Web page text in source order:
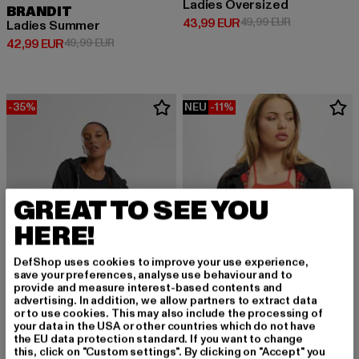
BRANDIT
Ladies Summer
42,99 EUR
Derzeitiger Preis: 42,99 EUR
49,99 EURAktionspreis: 49,99 EUR
Ladies Oversized
43,99 EUR
Derzeitiger Preis: 43,99 EUR
49,99 EURAktionspreis:
-35%
URBAN CLASSICS
Ladies Fluffy
NEU -11%
BRANDIT
Ladies Lord Canterbury
GREAT TO SEE YOU
HERE!
DefShop uses cookies to improve your use experience,
save your preferences, analyse use behaviour and to
provide and measure interest-based contents and
advertising. In addition, we allow partners to extract data
or to use cookies. This may also include the processing of
your data in the USA or other countries which do not have
the EU data protection standard. If you want to change
this, click on "Custom settings". By clicking on "Accept" you